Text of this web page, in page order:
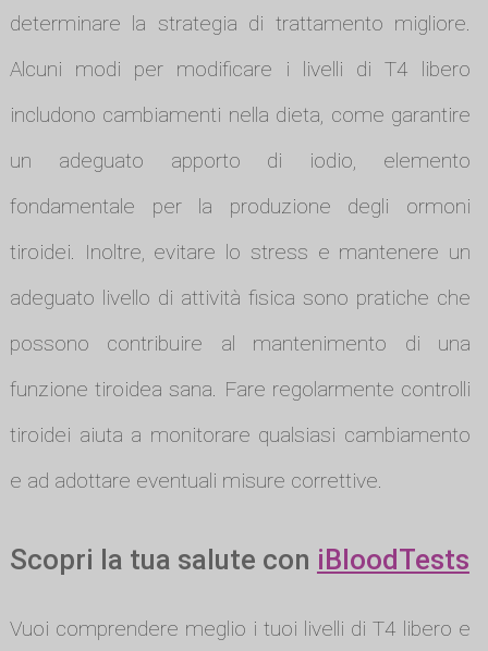
determinare la strategia di trattamento migliore.
Alcuni modi per modificare i livelli di T4 libero
includono cambiamenti nella dieta, come garantire
un adeguato apporto di iodio, elemento
fondamentale per la produzione degli ormoni
tiroidei. Inoltre, evitare lo stress e mantenere un
adeguato livello di attività fisica sono pratiche che
possono contribuire al mantenimento di una
funzione tiroidea sana. Fare regolarmente controlli
tiroidei aiuta a monitorare qualsiasi cambiamento
e ad adottare eventuali misure correttive.
Scopri la tua salute con iBloodTests
Vuoi comprendere meglio i tuoi livelli di T4 libero e